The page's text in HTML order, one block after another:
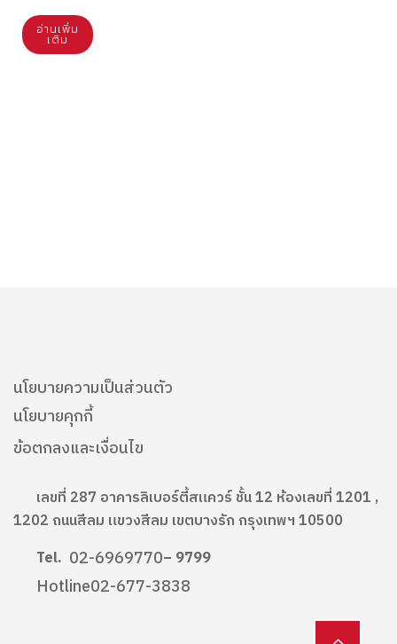
อ่านเพิ่ม
เติม
นโยบายความเป็นส่วนตัว
นโยบายคุกกี้
ข้อตกลงและเงื่อนไข
เลขที่ 287 อาคารลิเบอร์ตี้สแควร์ ชั้น 12 ห้องเลขที่ 1201 ,
1202 ถนนสีลม แขวงสีลม เขตบางรัก กรุงเทพฯ 10500
Tel. 02-6969770– 9799
Hotline02-677-3838